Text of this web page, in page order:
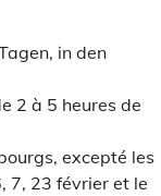
in den
2 à 5 heures de
excepté les
7, 23 février et le